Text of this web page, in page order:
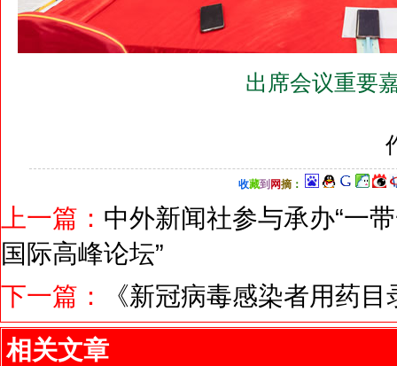
出席会议重要
收藏到 网摘：
上一篇： 中外新闻社参与承办“一
国际高峰论坛”
下一篇：
《新冠病毒感染者用药
相关文章